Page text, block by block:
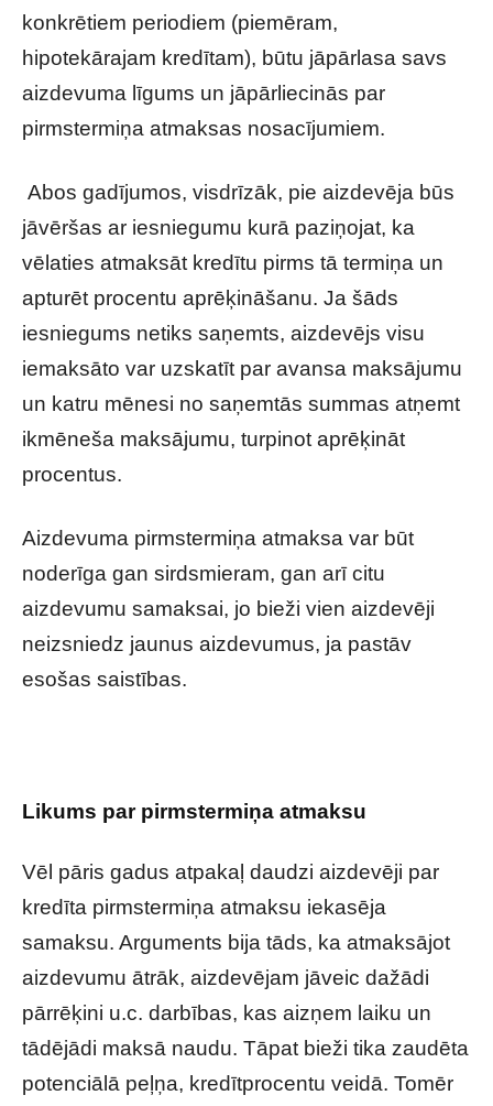
konkrētiem periodiem (piemēram,
hipotekārajam kredītam), būtu jāpārlasa savs
aizdevuma līgums un jāpārliecinās par
pirmstermiņa atmaksas nosacījumiem.
Abos gadījumos, visdrīzāk, pie aizdevēja būs
jāvēršas ar iesniegumu kurā paziņojat, ka
vēlaties atmaksāt kredītu pirms tā termiņa un
apturēt procentu aprēķināšanu. Ja šāds
iesniegums netiks saņemts, aizdevējs visu
iemaksāto var uzskatīt par avansa maksājumu
un katru mēnesi no saņemtās summas atņemt
ikmēneša maksājumu, turpinot aprēķināt
procentus.
Aizdevuma pirmstermiņa atmaksa var būt
noderīga gan sirdsmieram, gan arī citu
aizdevumu samaksai, jo bieži vien aizdevēji
neizsniedz jaunus aizdevumus, ja pastāv
esošas saistības.
Likums par pirmstermiņa atmaksu
Vēl pāris gadus atpakaļ daudzi aizdevēji par
kredīta pirmstermiņa atmaksu iekasēja
samaksu. Arguments bija tāds, ka atmaksājot
aizdevumu ātrāk, aizdevējam jāveic dažādi
pārrēķini u.c. darbības, kas aizņem laiku un
tādējādi maksā naudu. Tāpat bieži tika zaudēta
potenciālā peļņa, kredītprocentu veidā. Tomēr